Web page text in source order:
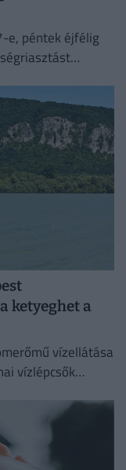
e, péntek éjfélig
ketyeghet a
vízellátása
vízlépcsők